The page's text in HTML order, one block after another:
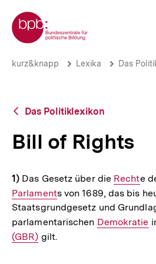
zum
Seiteninhalt
springen
Zur Startseite der bpb
Bill
bpb.de
Brotkrümelnavigation
kurz&knapp Lexika Das
Zurück
Übersicht
Das Politiklexikon
Bill of Rights
1) Das Gesetz über die Interner
Link:
Rechte
Parlaments von 1689, das bis
Staatsgrundgesetz und
parlamentarischen Interner
Demokratie
(GBR) gilt.